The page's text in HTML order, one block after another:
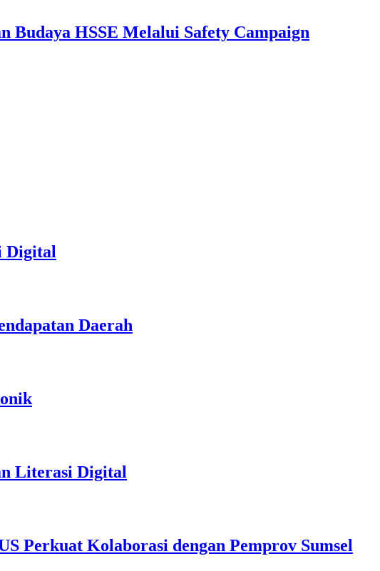
Budaya HSSE Melalui Safety Campaign
Digital
Daerah
Literasi Digital
Perkuat Kolaborasi dengan Pemprov Sumsel